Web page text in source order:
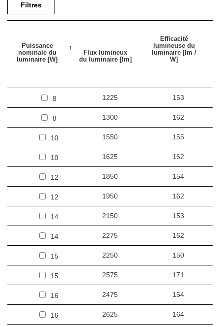
Filtres
Puissance
nominale du
luminaire [W]
Flux lumineux
du luminaire [lm]
Efficacité
lumineuse du
luminaire [lm /
W]
8 1225 153
8 1300 162
10 1550 155
10 1625 162
12 1850 154
12 1950 162
14 2150 153
14 2275 162
15 2250 150
15 2575 171
16 2475 154
16 2625 164